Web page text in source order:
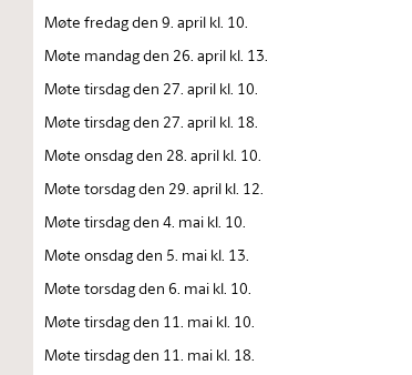
Møte fredag den 9. april kl. 10.
Møte mandag den 26. april kl. 13.
Møte tirsdag den 27. april kl. 10.
Møte tirsdag den 27. april kl. 18.
Møte onsdag den 28. april kl. 10.
Møte torsdag den 29. april kl. 12.
Møte tirsdag den 4. mai kl. 10.
Møte onsdag den 5. mai kl. 13.
Møte torsdag den 6. mai kl. 10.
Møte tirsdag den 11. mai kl. 10.
Møte tirsdag den 11. mai kl. 18.